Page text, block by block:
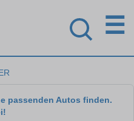
☰
passenden Autos finden.